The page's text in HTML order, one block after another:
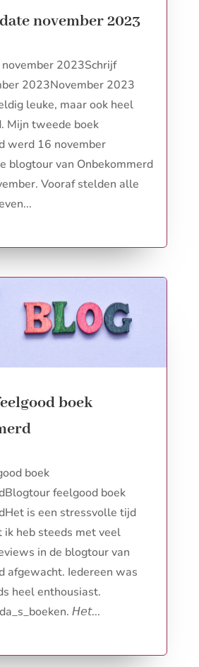
november 2023
2023Schrijf
2023November 2023
leuke, maar ook heel
Mijn tweede boek
werd 16 november
blogtour van Onbekommerd
Vooraf stelden alle
boek
boek
feelgood boek
is een stressvolle tijd
heb steeds met veel
in de blogtour van
afgewacht. Iedereen was
heel enthousiast.
𝘏𝘦𝘵...